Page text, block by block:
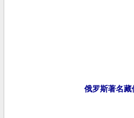
俄罗斯著名藏